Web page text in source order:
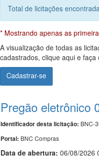
Total de licitações
* Mostrando apenas as
A visualização de todas as
cadastrados, clique aqui e
Cadastrar-se
Pregão eletrônico
Identificador desta licitação: BNC-
Portal: BNC Compras
Data de abertura: 06/08/2026